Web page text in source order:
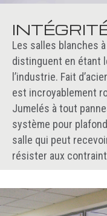
Les salles blanches
distinguent en étant
l’industrie. Fait
est incroyablement
Jumelés à tout
système pour
salle qui peut
résister aux